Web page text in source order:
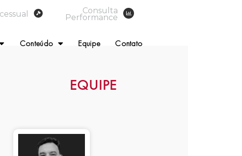
Consulta
Performance
Conteúdo Equipe Contato
EQUIPE